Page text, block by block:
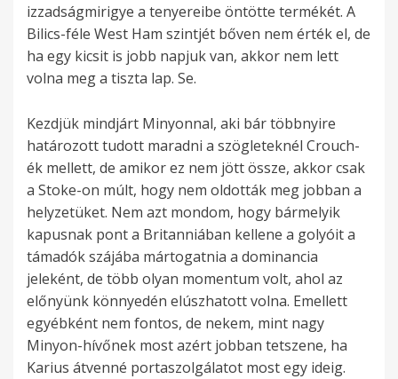
izzadságmirigye a tenyereibe öntötte termékét. A
Bilics-féle West Ham szintjét bőven nem érték el, de
ha egy kicsit is jobb napjuk van, akkor nem lett
volna meg a tiszta lap. Se.
Kezdjük mindjárt Minyonnal, aki bár többnyire
határozott tudott maradni a szögleteknél Crouch-
ék mellett, de amikor ez nem jött össze, akkor csak
a Stoke-on múlt, hogy nem oldották meg jobban a
helyzetüket. Nem azt mondom, hogy bármelyik
kapusnak pont a Britanniában kellene a golyóit a
támadók szájába mártogatnia a dominancia
jeleként, de több olyan momentum volt, ahol az
előnyünk könnyedén elúszhatott volna. Emellett
egyébként nem fontos, de nekem, mint nagy
Minyon-hívőnek most azért jobban tetszene, ha
Karius átvenné portaszolgálatot most egy ideig.